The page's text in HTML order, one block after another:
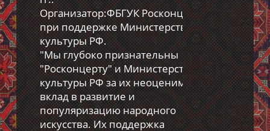
Организатор:ФБГУК Росконцерт,
при поддержке Министерства
культуры РФ.
"Мы глубоко признательны
"Росконцерту" и Министерству
культуры РФ за их неоценимый
вклад в развитие и
популяризацию народного
искусства. Их поддержка